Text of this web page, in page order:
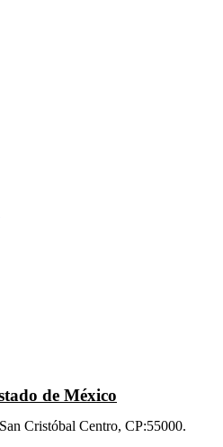
de México
Cristóbal Centro, CP:55000.